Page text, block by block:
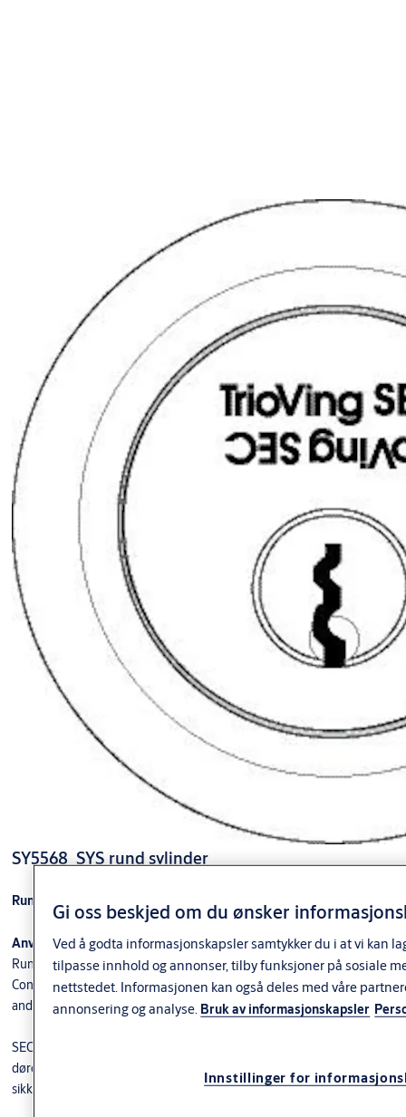
med 3 nøkler. Nøkler til System 10, dp og dp CLIQ må bestilles
separat. Leveres komplett med sylinder, knappsylinder, skilt og
skruer. Sylindersett kan også leveres for bruk i maritime miljøer
Enkelsylinder med knappsylinder
1 stk 1220-1020-1120-4720-6720-8720 sylinder utside
1 stk 5541 knappsylinder
2 stk 5965 skilt, utv/innv
2 stk skiltskruer
SY5568_SYS rund sylinder
Rund sylinder med bakkantfeste
Anvendelse
Runde sylindere med bakkantfeste. Brukes til ASSA ABLOY modullås-,
Connect og 51-serien. Kan også benyttes i
andre låskasser fra Assa, Abloy, Boda og Ruko.
SEC, S10+ og dp+ sylindere anbefales benyttet i byggets ytre skall, og på
dører hvor det kreves ekstra
sikkerhet. De kan også inngå i FG-godkjent låsenhet.
Gi oss beskjed om du ønsker
Ved å godta informasjonskapsler samtykker du i at vi kan
tilpasse innhold og annonser, tilby funksjoner på sosiale
nettstedet. Informasjonen kan også deles med våre
annonsering og analyse. Bruk av informasjonskapsler
Innstillinger for